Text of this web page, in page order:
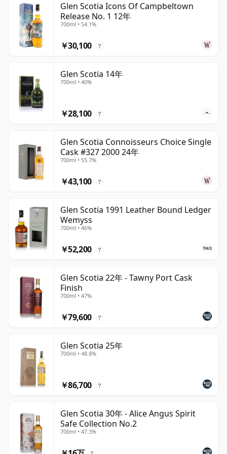
Glen Scotia Icons Of Campbeltown
Release No. 1 12年
700ml • 54.1%
￥30,100 ?
Glen Scotia 14年
700ml • 40%
￥28,100 ?
Glen Scotia Connoisseurs Choice Single
Cask #327 2000 24年
700ml • 55.7%
￥43,100 ?
Glen Scotia 1991 Leather Bound Ledger
Wemyss
700ml • 46%
￥52,200 ?
Glen Scotia 22年 - Tawny Port Cask
Finish
700ml • 47%
￥79,600 ?
Glen Scotia 25年
700ml • 48.8%
￥86,700 ?
Glen Scotia 30年 - Alice Angus Spirit
Safe Collection No.2
700ml • 47.3%